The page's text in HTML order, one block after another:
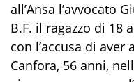
all’Ansa l’avvocato
B.F. il ragazzo di 18
con l’accusa di
Canfora, 56 anni,